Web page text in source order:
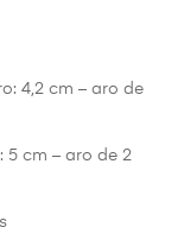
4,2 cm – aro de
5 cm – aro de 2